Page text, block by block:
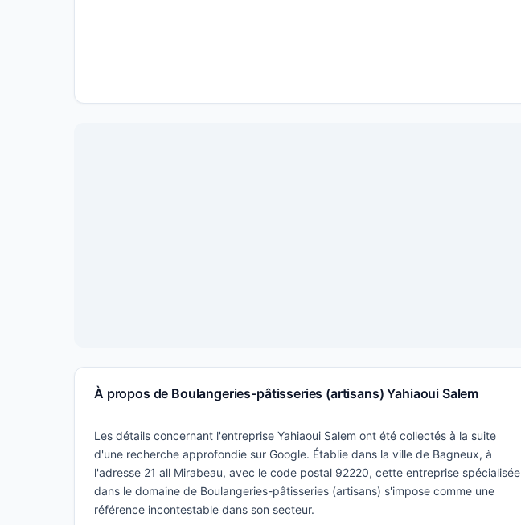
À propos de Boulangeries-pâtisseries (artisans) Yahiaoui Salem
Les détails concernant l'entreprise Yahiaoui Salem ont été collectés à la suite
d'une recherche approfondie sur Google. Établie dans la ville de Bagneux, à
l'adresse 21 all Mirabeau, avec le code postal 92220, cette entreprise spécialisée
dans le domaine de Boulangeries-pâtisseries (artisans) s'impose comme une
référence incontestable dans son secteur.